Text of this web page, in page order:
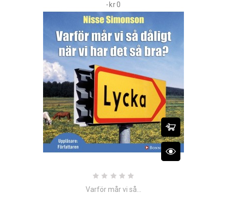
-kr0
Varför mår vi så...